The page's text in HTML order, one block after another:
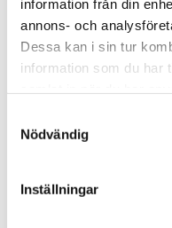
information från din
annons- och
Dessa kan i sin tur
information som du har
Nödvändig
Inställningar
Bärgarna
Bärgningsstation
Tel:020 - 945 945